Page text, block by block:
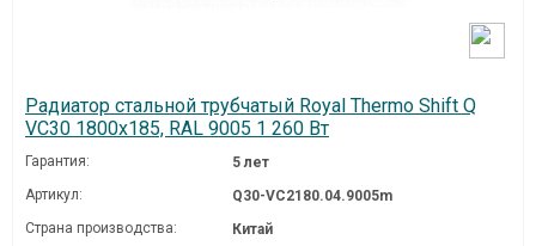
Радиатор стальной трубчатый Royal Thermo Shift Q
VC30 1800x185, RAL 9005 1 260 Вт
Гарантия:
5 лет
Артикул:
Q30-VC2180.04.9005m
Страна производства:
Китай